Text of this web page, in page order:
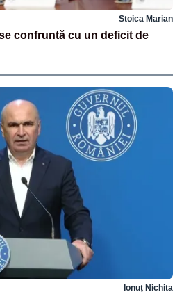
Stoica Marian
confruntă cu un deficit de
Ionuț Nichita